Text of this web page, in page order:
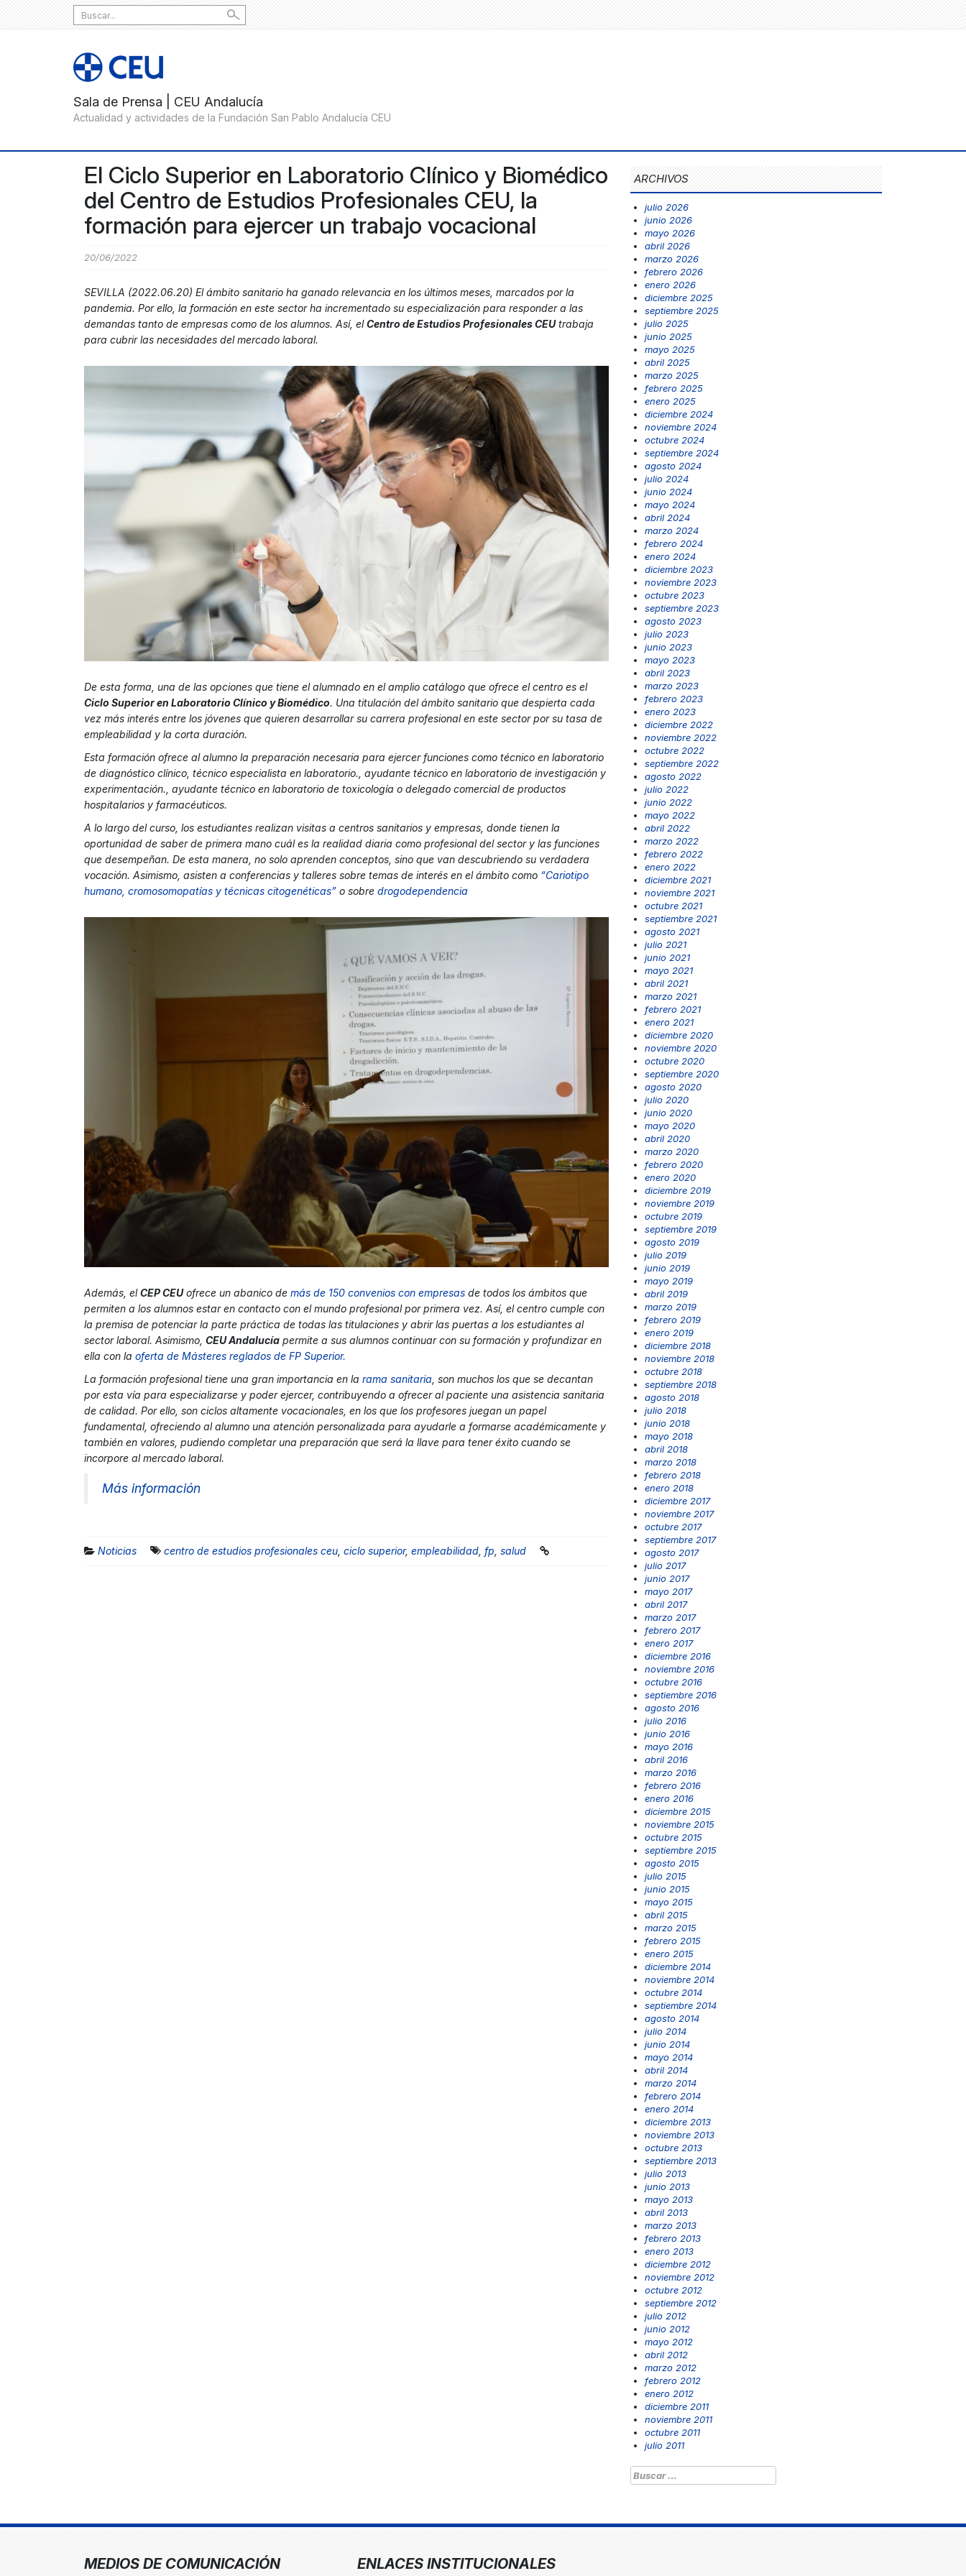
Search
for:
El Ciclo Superior en Laboratorio Clínico y Biomédico
del Centro de Estudios Profesionales CEU, la
formación para ejercer un trabajo vocacional
20/06/2022
SEVILLA (2022.06.20) El ámbito sanitario ha ganado relevancia en los últimos meses, marcados por la
pandemia. Por ello, la formación en este sector ha incrementado su especialización para responder a las
demandas tanto de empresas como de los alumnos. Así, elCentro de Estudios Profesionales CEUtrabaja
para cubrir las necesidades del mercado laboral.
De esta forma, una de las opciones que tiene el alumnado en el amplio catálogo que ofrece el centro es el
Ciclo Superior en Laboratorio Clínico y Biomédico. Una titulación del ámbito sanitario que despierta cada
vez más interés entre los jóvenes que quieren desarrollar su carrera profesional en este sector por su tasa de
empleabilidad y la corta duración.
Esta formación ofrece al alumno la preparación necesaria para ejercer funciones como técnico en laboratorio
de diagnóstico clínico, técnico especialista en laboratorio., ayudante técnico en laboratorio de investigación y
experimentación., ayudante técnico en laboratorio de toxicología o delegado comercial de productos
hospitalarios y farmacéuticos.
A lo largo del curso, los estudiantes realizan visitas a centros sanitarios y empresas, donde tienen la
oportunidad de saber de primera mano cuál es la realidad diaria como profesional del sector y las funciones
que desempeñan. De esta manera, no solo aprenden conceptos, sino que van descubriendo su verdadera
vocación. Asimismo, asisten a conferencias y talleres sobre temas de interés en el ámbito como “Cariotipo
humano, cromosomopatías y técnicas citogenéticas” o sobre drogodependencia
Además, elCEP CEUofrece un abanico de más de 150 convenios con empresas de todos los ámbitos que
permiten a los alumnos estar en contacto con el mundo profesional por primera vez. Así, el centro cumple con
la premisa de potenciar la parte práctica de todas las titulaciones y abrir las puertas a los estudiantes al
sector laboral. Asimismo, CEU Andalucía permite a sus alumnos continuar con su formación y profundizar en
ella con la oferta de Másteres reglados de FP Superior.
La formación profesional tiene una gran importancia en la rama sanitaria , son muchos los que se decantan
por esta vía para especializarse y poder ejercer, contribuyendo a ofrecer al paciente una asistencia sanitaria
de calidad. Por ello, son ciclos altamente vocacionales, en los que los profesores juegan un papel
fundamental, ofreciendo al alumno una atención personalizada para ayudarle a formarse académicamente y
también en valores, pudiendo completar una preparación que será la llave para tener éxito cuando se
incorpore al mercado laboral.
Más información
Noticias centro de estudios profesionales ceu ciclo superior, empleabilidad fp salud
ARCHIVOS
julio 2026
junio 2026
mayo 2026
abril 2026
marzo 2026
febrero 2026
enero 2026
diciembre 2025
septiembre 2025
julio 2025
junio 2025
mayo 2025
abril 2025
marzo 2025
febrero 2025
enero 2025
diciembre 2024
noviembre 2024
octubre 2024
septiembre 2024
agosto 2024
julio 2024
junio 2024
mayo 2024
abril 2024
marzo 2024
febrero 2024
enero 2024
diciembre 2023
noviembre 2023
octubre 2023
septiembre 2023
agosto 2023
julio 2023
junio 2023
mayo 2023
abril 2023
marzo 2023
febrero 2023
enero 2023
diciembre 2022
noviembre 2022
octubre 2022
septiembre 2022
agosto 2022
julio 2022
junio 2022
mayo 2022
abril 2022
marzo 2022
febrero 2022
enero 2022
diciembre 2021
noviembre 2021
octubre 2021
septiembre 2021
agosto 2021
julio 2021
junio 2021
mayo 2021
abril 2021
marzo 2021
febrero 2021
enero 2021
diciembre 2020
noviembre 2020
octubre 2020
septiembre 2020
agosto 2020
julio 2020
junio 2020
mayo 2020
abril 2020
marzo 2020
febrero 2020
enero 2020
diciembre 2019
noviembre 2019
octubre 2019
septiembre 2019
agosto 2019
julio 2019
junio 2019
mayo 2019
abril 2019
marzo 2019
febrero 2019
enero 2019
diciembre 2018
noviembre 2018
octubre 2018
septiembre 2018
agosto 2018
julio 2018
junio 2018
mayo 2018
abril 2018
marzo 2018
febrero 2018
enero 2018
diciembre 2017
noviembre 2017
octubre 2017
septiembre 2017
agosto 2017
julio 2017
junio 2017
mayo 2017
abril 2017
marzo 2017
febrero 2017
enero 2017
diciembre 2016
noviembre 2016
octubre 2016
septiembre 2016
agosto 2016
julio 2016
junio 2016
mayo 2016
abril 2016
marzo 2016
febrero 2016
enero 2016
diciembre 2015
noviembre 2015
octubre 2015
septiembre 2015
agosto 2015
julio 2015
junio 2015
mayo 2015
abril 2015
marzo 2015
febrero 2015
enero 2015
diciembre 2014
noviembre 2014
octubre 2014
septiembre 2014
agosto 2014
julio 2014
junio 2014
mayo 2014
abril 2014
marzo 2014
febrero 2014
enero 2014
diciembre 2013
noviembre 2013
octubre 2013
septiembre 2013
julio 2013
junio 2013
mayo 2013
abril 2013
marzo 2013
febrero 2013
enero 2013
diciembre 2012
noviembre 2012
octubre 2012
septiembre 2012
julio 2012
junio 2012
mayo 2012
abril 2012
marzo 2012
febrero 2012
enero 2012
diciembre 2011
noviembre 2011
octubre 2011
julio 2011
Buscar:
MEDIOS DE COMUNICACIÓN ENLACES INSTITUCIONALES